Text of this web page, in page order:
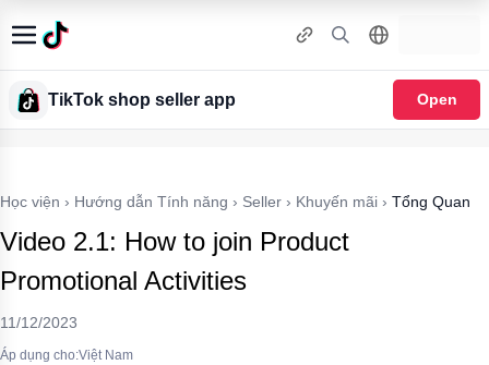
TikTok shop seller app Open
Học viện › Hướng dẫn Tính năng › Seller › Khuyến mãi › Tổng Quan
Video 2.1: How to join Product
Promotional Activities
11/12/2023
Áp dụng cho:Việt Nam